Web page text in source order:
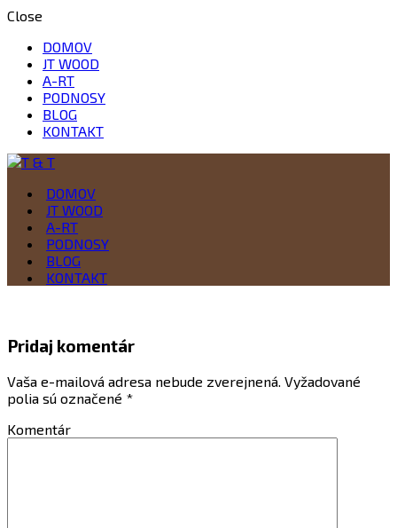
Close
DOMOV
JT WOOD
A-RT
PODNOSY
BLOG
KONTAKT
T & T
Drevo je naša vášeň
DOMOV
JT WOOD
A-RT
PODNOSY
BLOG
KONTAKT
Pridaj komentár
Vaša e-mailová adresa nebude zverejnená. Vyžadované
polia sú označené *
Komentár